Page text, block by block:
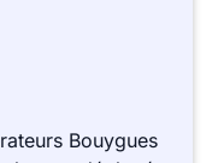
Bouygues